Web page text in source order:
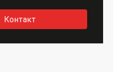
Контакт